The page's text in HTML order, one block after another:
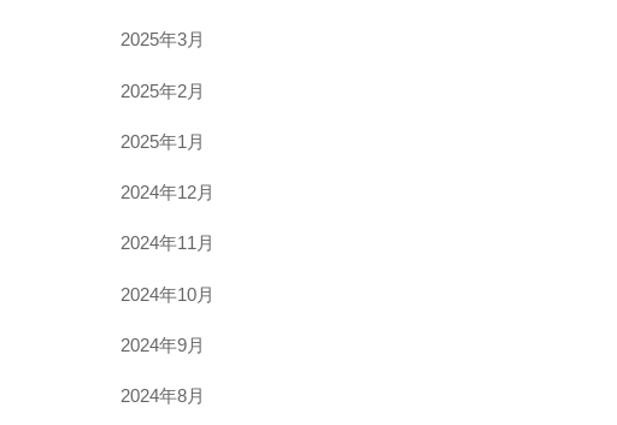
2025年3月
2025年2月
2025年1月
2024年12月
2024年11月
2024年10月
2024年9月
2024年8月